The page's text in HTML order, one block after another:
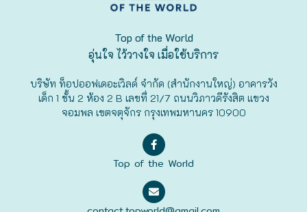
Top of the World
อุ่นใจ ไว้วางใจ เมื่อใช้บริการ
บริษัท ท็อปออฟเดอะเวิลด์ จำกัด (สำนักงานใหญ่) อาคารวัง
เด็ก 1 ชั้น 2 ห้อง 2 B เลขที่ 21/7 ถนนวิภาวดีรังสิต แขวง
จอมพล เขตจตุจักร กรุงเทพมหานคร 10900
Top of the World
ฟูระโนะ
ฮอกไกโด